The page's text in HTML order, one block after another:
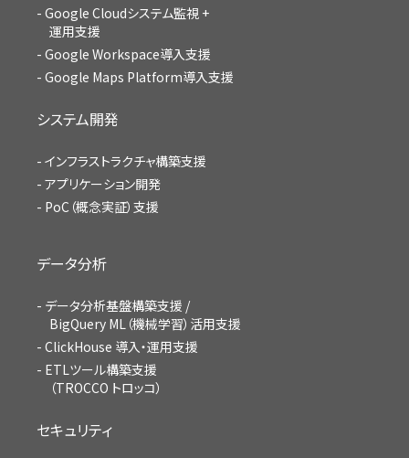
Google Cloudシステム監視 +
運用支援
Google Workspace導入支援
Google Maps Platform導入支援
システム開発
インフラストラクチャ構築支援
アプリケーション開発
PoC（概念実証）支援
データ分析
データ分析基盤構築支援 /
BigQuery ML（機械学習）活用支援
ClickHouse 導入・運用支援
ETLツール構築支援
（TROCCO トロッコ）
セキュリティ